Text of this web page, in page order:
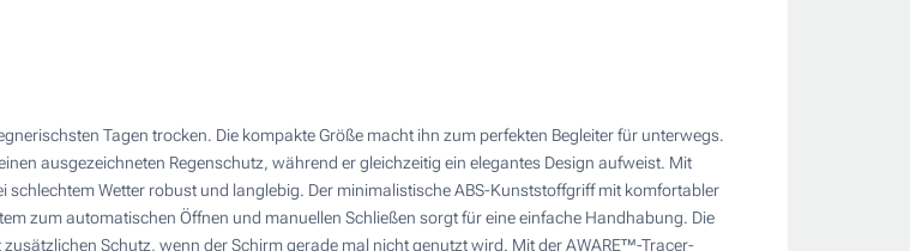
Transferdruck in Vollfarbe (Oberseite)
Werbedruck
50
100
Tagen trocken. Die kompakte Größe macht ihn zum perfekten Begleiter für unterwegs.
ausgezeichneten Regenschutz, während er gleichzeitig ein elegantes Design aufweist. Mit
Wetter robust und langlebig. Der minimalistische ABS-Kunststoffgriff mit komfortabler
zum automatischen Öffnen und manuellen Schließen sorgt für eine einfache Handhabung. Die
Schutz, wenn der Schirm gerade mal nicht genutzt wird. Mit der AWARE™-Tracer-